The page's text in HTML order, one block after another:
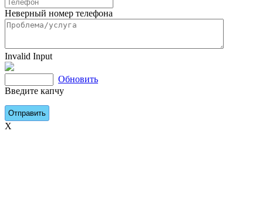
Неверный номер телефона
Invalid Input
Обновить
Введите капчу
X